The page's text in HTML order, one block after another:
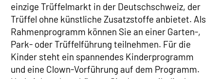
einzige Trüffelmarkt in der Deutschschweiz, der
Trüffel ohne künstliche Zusatzstoffe anbietet. Als
Rahmenprogramm können Sie an einer Garten-,
Park- oder Trüffelführung teilnehmen. Für die
Kinder steht ein spannendes Kinderprogramm
und eine Clown-Vorführung auf dem Programm.